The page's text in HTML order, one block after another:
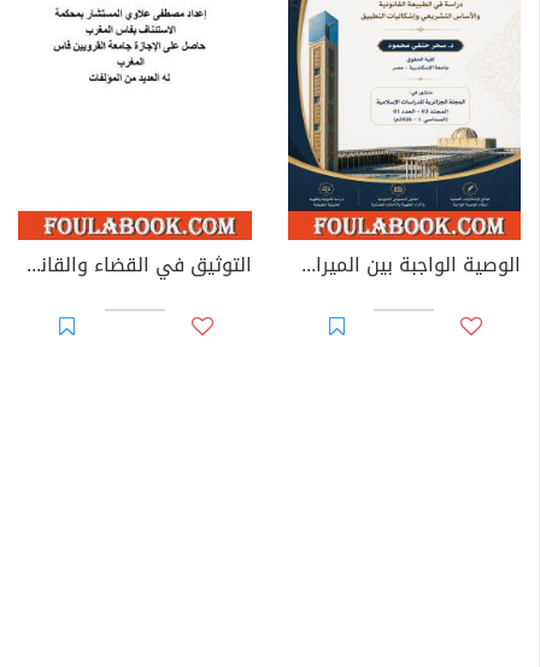
الوصية الواجبة بين الميراث والوصية: دراسة في الطبيعة القانونية والأساس التشريعي وإشكاليات التطبيق التوثيق في القضاء والقانون المغربيين - الأجزاء من 44 إلى 67